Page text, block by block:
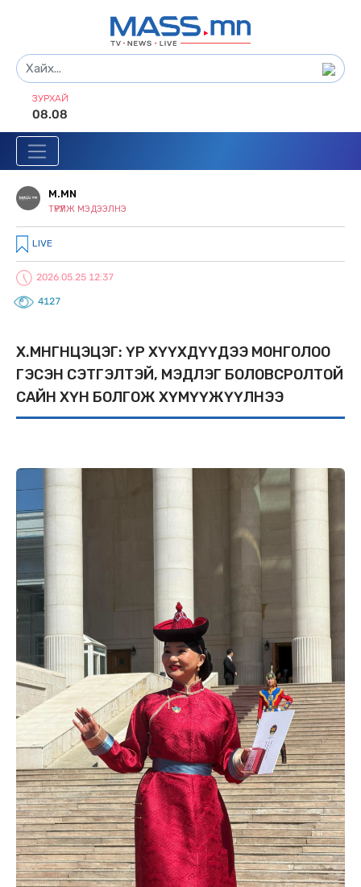
ЗУРХАЙ
08.08
M.MN
ТҮРҮҮЛЖ МЭДЭЭЛНЭ
LIVE
2026.05.25 12:37
4127
Х.МӨНГӨНЦЭЦЭГ: ҮР ХҮҮХДҮҮДЭЭ МОНГОЛОО
ГЭСЭН СЭТГЭЛТЭЙ, МЭДЛЭГ БОЛОВСРОЛТОЙ
САЙН ХҮН БОЛГОЖ ХҮМҮҮЖҮҮЛНЭЭ